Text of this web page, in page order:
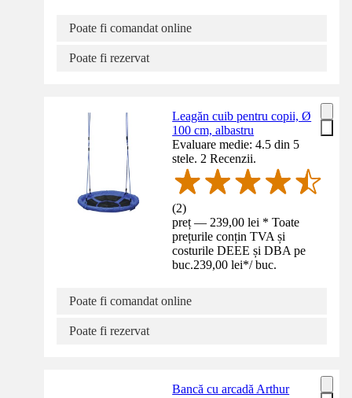
Poate fi comandat online
Poate fi rezervat
Leagăn cuib pentru copii, Ø
100 cm, albastru
Evaluare medie: 4.5 din 5
stele. 2 Recenzii.
(2)
preț — 239,00 lei * Toate
prețurile conțin TVA și
costurile DEEE și DBA pe
buc.239,00 lei*/ buc.
Poate fi comandat online
Poate fi rezervat
Bancă cu arcadă Arthur